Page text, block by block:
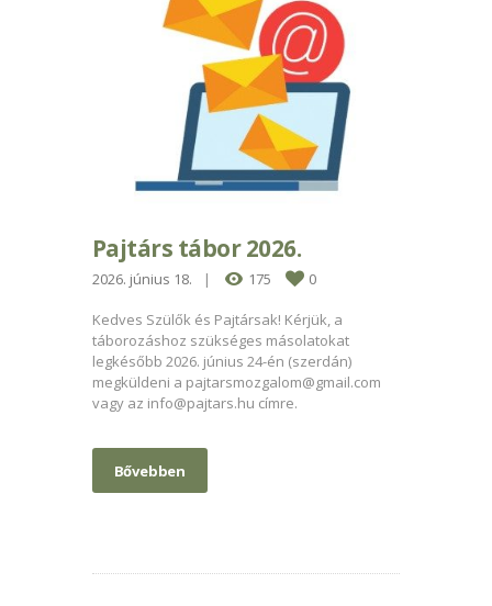
Pajtárs tábor 2026.
2026. június 18. 175 0
Kedves Szülők és Pajtársak! Kérjük, a
táborozáshoz szükséges másolatokat
legkésőbb 2026. június 24-én (szerdán)
megküldeni a pajtarsmozgalom@gmail.com
vagy az info@pajtars.hu címre.
Bővebben